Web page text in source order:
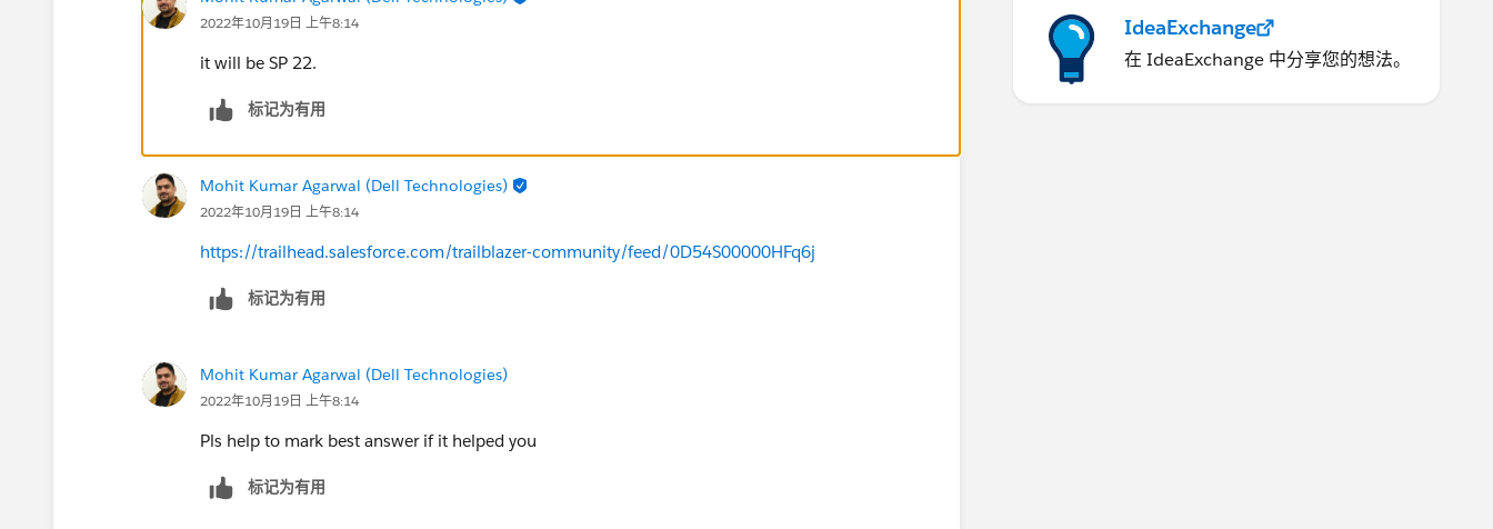
2022年10月19日 上午8:14
it will be SP 22.
标记为有用
Mohit Kumar Agarwal (Dell Technologies)
2022年10月19日 上午8:14
https://trailhead.salesforce.com/trailblazer-community/feed/0D54S00000HFq6j
标记为有用
Mohit Kumar Agarwal (Dell Technologies)
2022年10月19日 上午8:14
Pls help to mark best answer if it helped you
标记为有用
IdeaExchange
在 IdeaExchange 中分享您的想法。